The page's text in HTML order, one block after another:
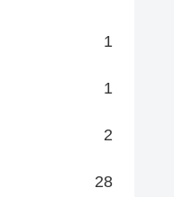
1
1
2
28